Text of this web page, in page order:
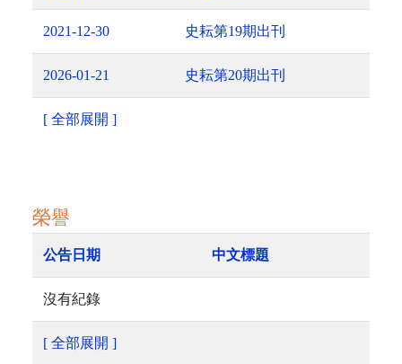
2021-12-30 史耘第19期出刊
2026-01-21 史耘第20期出刊
[ 全部展開 ]
榮譽
公告日期 中文標題
沒有紀錄
[ 全部展開 ]